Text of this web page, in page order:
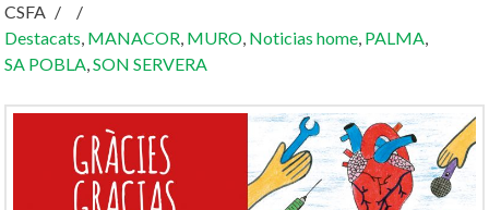
CSFA
Destacats, MANACOR, MURO, Noticias home, PALMA,
SA POBLA,SON SERVERA